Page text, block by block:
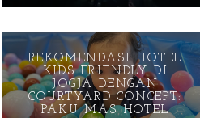
REKOMENDASI HOTEL
KIDS FRIENDLY DI
JOGJA DENGAN
COURTYARD CONCEPT:
PAKU MAS HOTEL